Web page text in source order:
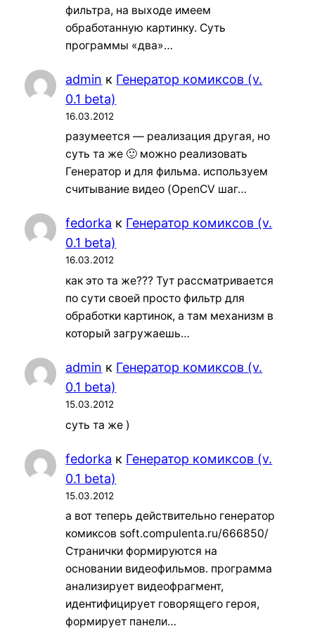
фильтра, на выходе имеем
обработанную картинку. Суть
программы «два»…
admin к Генератор комиксов (v.
0.1 beta)
16.03.2012
разумеется — реализация другая, но
суть та же 🙂 можно реализовать
Генератор и для фильма. используем
считывание видео (OpenCV шаг…
fedorka к Генератор комиксов (v.
0.1 beta)
16.03.2012
как это та же??? Тут рассматривается
по сути своей просто фильтр для
обработки картинок, а там механизм в
который загружаешь…
admin к Генератор комиксов (v.
0.1 beta)
15.03.2012
суть та же )
fedorka к Генератор комиксов (v.
0.1 beta)
15.03.2012
а вот теперь действительно генератор
комиксов soft.compulenta.ru/666850/
Странички формируются на
основании видеофильмов. программа
анализирует видеофрагмент,
идентифицирует говорящего героя,
формирует панели…